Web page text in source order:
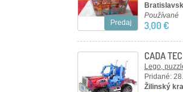
Predaj
Používané
3,00 €
CADA
–
Lego,
Pridané:
Žilinský